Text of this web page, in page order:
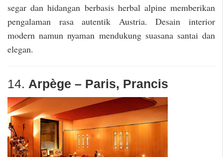
segar dan hidangan berbasis herbal alpine memberikan
pengalaman rasa autentik Austria. Desain interior
modern namun nyaman mendukung suasana santai dan
elegan.
14. Arpège – Paris, Prancis